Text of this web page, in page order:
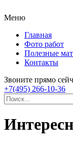
Меню
Главная
Фото работ
Полезные
Контакты
Звоните прямо
+7(495) 266-10-36